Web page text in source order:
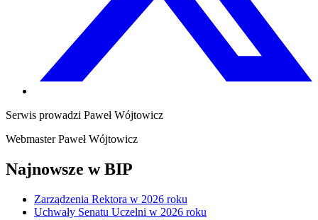
Serwis prowadzi Paweł Wójtowicz
WebmasterPaweł Wójtowicz
Najnowsze w BIP
Zarządzenia Rektora w 2026 roku
Uchwały Senatu Uczelni w 2026 roku